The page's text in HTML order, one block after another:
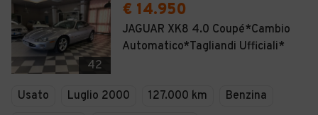
42
€ 14.950
JAGUAR XK8 4.0 Coupé*Cambio
Automatico*Tagliandi Ufficiali*
Usato Luglio 2000 127.000 km
Benzina